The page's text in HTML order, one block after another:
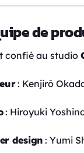
de
confié au studio
: Kenjirō
: Hiroyuki
design: Yumi